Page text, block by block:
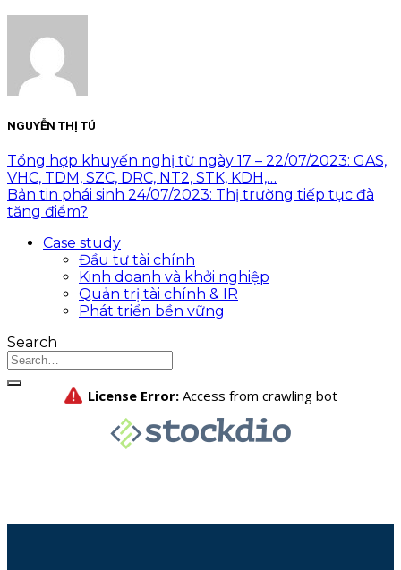
NGUYỄN THỊ TÚ
Tổng hợp khuyến nghị từ ngày 17 – 22/07/2023: GAS,
VHC, TDM, SZC, DRC, NT2, STK, KDH,…
Bản tin phái sinh 24/07/2023: Thị trường tiếp tục đà
tăng điểm?
Case study
Đầu tư tài chính
Kinh doanh và khởi nghiệp
Quản trị tài chính & IR
Phát triển bền vững
Search